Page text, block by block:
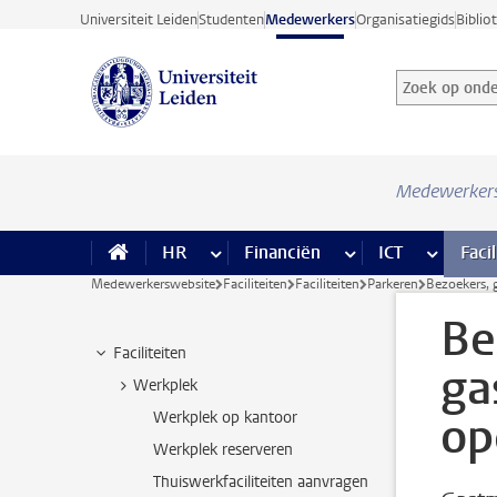
Ga direct naar de inhoud
Universiteit LeidenStudentenMedewerkersOrganisatiegids
Zoek op
Zoekterm
HR meer HR pagina’s
Financiën meer Financiën
ICT meer ICT
Medewerkerswebsite Faciliteiten Faciliteiten Parkeren Bezoekers,
Faciliteiten
Werkplek
Werkplek op kantoor
Werkplek reserveren
Thuiswerkfaciliteiten aanvragen